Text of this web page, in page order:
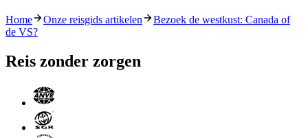
Home Onze reisgids artikelen
Bezoek de westkust: Canada of
de VS?
Reis zonder zorgen